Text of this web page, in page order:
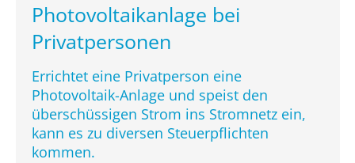
Photovoltaikanlage bei
Privatpersonen
Errichtet eine Privatperson eine
Photovoltaik-Anlage und speist den
überschüssigen Strom ins Stromnetz ein,
kann es zu diversen Steuerpflichten
kommen.